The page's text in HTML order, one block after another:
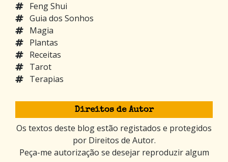
Feng Shui
Guia dos Sonhos
Magia
Plantas
Receitas
Tarot
Terapias
Direitos de Autor
Os textos deste blog estão registados e protegidos
por Direitos de Autor.
Peça-me autorização se desejar reproduzir algum